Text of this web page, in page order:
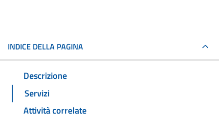
INDICE DELLA PAGINA
Descrizione
Servizi
Attività correlate